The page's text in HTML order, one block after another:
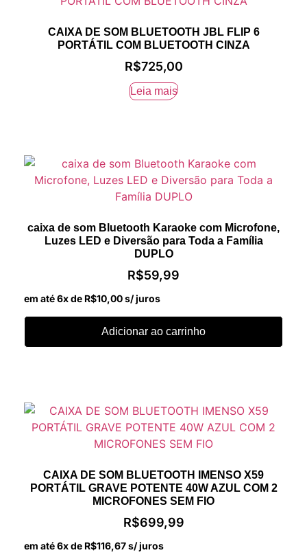
CAIXA DE SOM BLUETOOTH JBL FLIP 6
PORTÁTIL COM BLUETOOTH CINZA
R$725,00
Leia mais
caixa de som Bluetooth Karaoke com Microfone,
Luzes LED e Diversão para Toda a Família
DUPLO
R$59,99
em até 6x de R$10,00s/ juros
Adicionar ao carrinho
CAIXA DE SOM BLUETOOTH IMENSO X59
PORTÁTIL GRAVE POTENTE 40W AZUL COM 2
MICROFONES SEM FIO
R$699,99
em até 6x de R$116,67s/ juros